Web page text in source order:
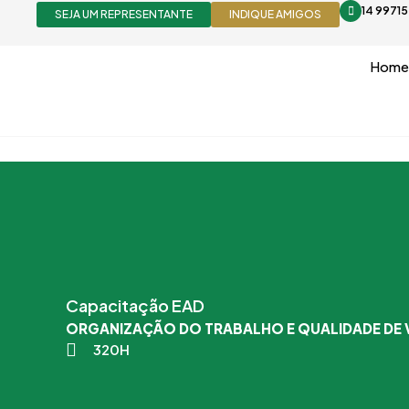
SEJA UM REPRESENTANTE INDIQUE AMIGOS 14
Home
Capacitação EAD
ORGANIZAÇÃO DO TRABALHO E QUALIDADE DE
320H